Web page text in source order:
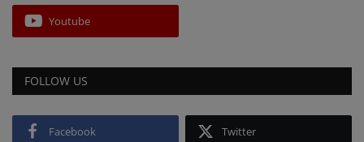
Youtube
FOLLOW US
Facebook Twitter